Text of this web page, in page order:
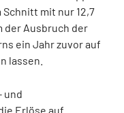
mit nur 12,7
der Ausbruch der
ein Jahr zuvor auf
lassen.
und
Erlöse auf